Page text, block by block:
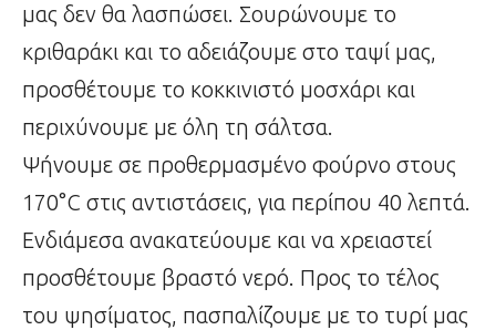
μας δεν θα λασπώσει. Σουρώνουμε το
κριθαράκι και το αδειάζουμε στο ταψί μας,
προσθέτουμε το κοκκινιστό μοσχάρι και
περιχύνουμε με όλη τη σάλτσα.
Ψήνουμε σε προθερμασμένο φούρνο στους
170°C στις αντιστάσεις, για περίπου 40 λεπτά.
Ενδιάμεσα ανακατεύουμε και να χρειαστεί
προσθέτουμε βραστό νερό. Προς το τέλος
του ψησίματος, πασπαλίζουμε με το τυρί μας